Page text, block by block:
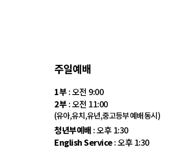
주일예배
1부 : 오전 9:00
2부 : 오전 11:00
(유아,유치,유년,중고등부 예배 동시)
청년부예배 : 오후 1:30
English Service: 오후 1:30